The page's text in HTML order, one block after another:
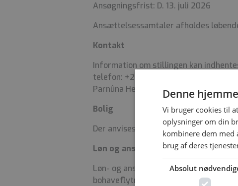
Ansøgningsfrist: D. 13. juli 2026
Ansættelsessamtaler afholdes
Kontakt
Information om stillingen kan
telefon: +299 344675 eller email:
Parnûna Heilmann, email:
Bolig
Der anvises
bolig.
Løn og ansættelse
Løn- og ansættelsesvilkår, herunder
bohaveflytning, i henhold til den på
Denne
Vi bruger cookies til
oplysninger om din
kombinere dem med
brug af deres
Absolut